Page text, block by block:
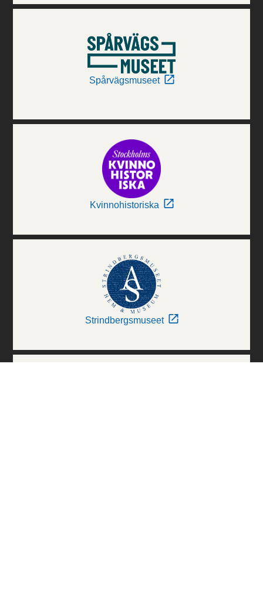
Spårvägsmuseet
Kvinnohistoriska
Strindbergsmuseet